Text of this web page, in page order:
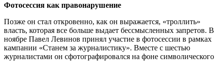
Фотосессия как правонарушение
Позже он стал откровенно, как он выражается, «троллить»
власть, которая все больше выдает бессмысленных запретов. В
ноябре Павел Левинов принял участие в фотосессии в рамках
кампании «Станем за журналистику». Вместе с шестью
журналистами он сфотографировался на фоне символического